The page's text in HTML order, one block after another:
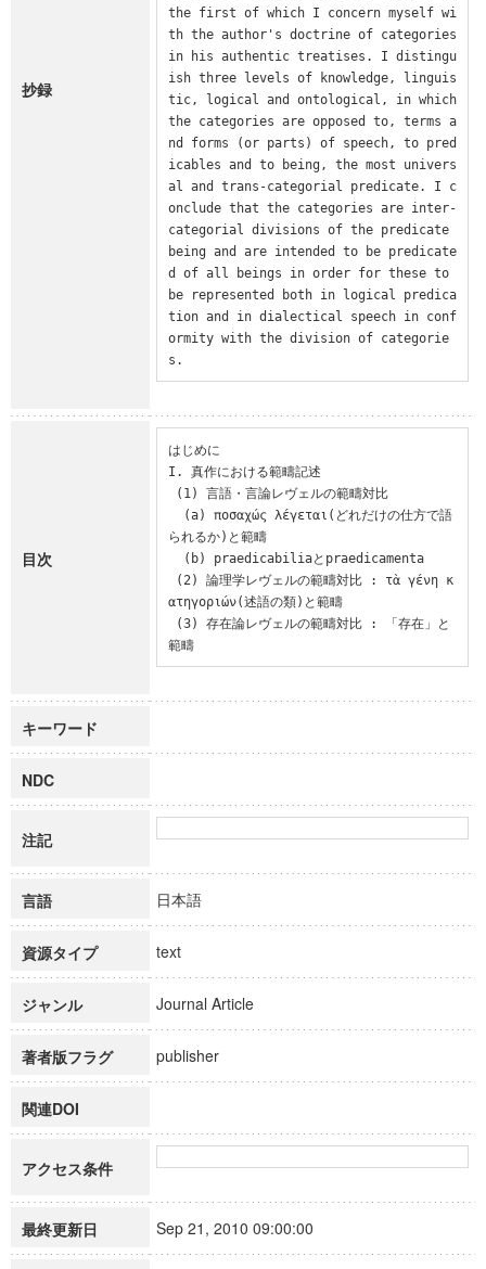
抄録
the first of which I concern myself wi
th the author's doctrine of categories
in his authentic treatises. I distingu
ish three levels of knowledge, linguis
tic, logical and ontological, in which
the categories are opposed to, terms a
nd forms (or parts) of speech, to pred
icables and to being, the most univers
al and trans-categorial predicate. I c
onclude that the categories are inter-
categorial divisions of the predicate
being and are intended to be predicate
d of all beings in order for these to
be represented both in logical predica
tion and in dialectical speech in conf
ormity with the division of categorie
s.
目次
はじめに
I. 真作における範疇記述
られるか)と範疇
ατηγοριών(述語の類)と範疇
範疇
キーワード
NDC
注記
言語 日本語
資源タイプ text
ジャンル Journal Article
著者版フラグ publisher
関連DOI
アクセス条件
最終更新日 Sep 21, 2010 09:00:00